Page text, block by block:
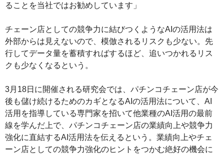
ることを当社ではお勧めしています」
チェーン店としての競争力に結びつくようなAIの活用法は
外部からは見えないので、模倣されるリスクも少ない。先
行してデータ量を蓄積すればするほど、追いつかれるリス
クも少なくなるという。
3月18日に開催される研究会では、パチンコチェーン店が今
後も儲け続けるためのカギとなるAIの活用法について、AI
活用を指導している専門家を招いて他業種のAI活用の最前
線を学んだ上で、パチンコチェーン店の業績向上や競争力
強化に直結するAI活用法を伝えるという。業績向上やチェ
ーン店としての競争力強化のヒントをつかむ絶好の機会に